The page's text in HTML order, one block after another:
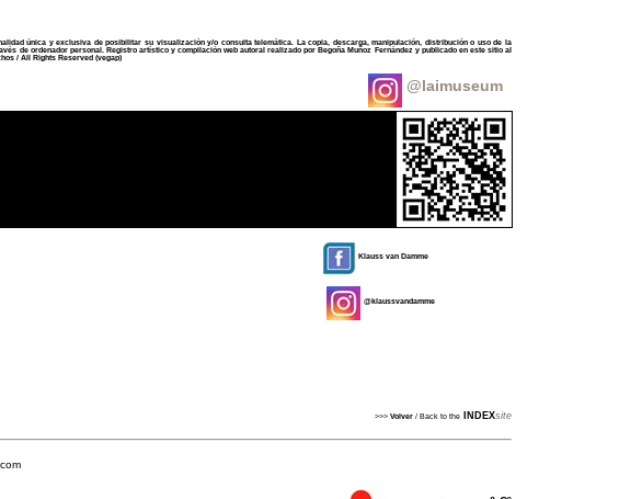
única y exclusiva de posibilitar su visualización y/o consulta telemática. La copia, descarga, manipulación, distribución o uso de la
de ordenador personal. Registro artístico y compilación web autoral realizado por Begoña Muñoz Fernández y publicado en este sitio al
/ All Rights Reserved (vegap)
@laimuseum
Klauss van Damme
@klaussvandamme
>>> Volver / Back to the INDEXsite